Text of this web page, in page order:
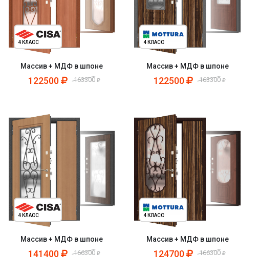
4 КЛАСС
Массив + МДФ в шпоне
122500 163300
4 КЛАСС
Массив + МДФ в шпоне
122500 163300
4 КЛАСС
Массив + МДФ в шпоне
141400 166300
4 КЛАСС
Массив + МДФ в шпоне
124700 166300